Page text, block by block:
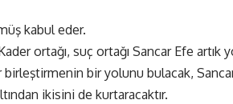
kabul eder.
Kader ortağı, suç ortağı Sancar Efe
bir yolunu bulacak,
ikisini de kurtaracaktır.